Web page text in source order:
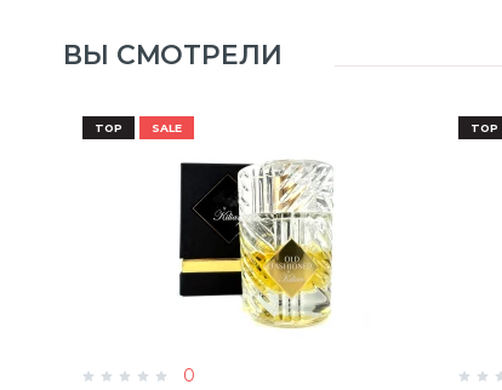
ВЫ СМОТРЕЛИ
TOP SALE
0
TOP